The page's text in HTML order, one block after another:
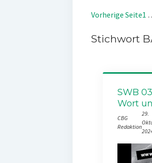
Vorherige Seite1
Stichwort
SWB
Wort
CBG
Redaktion
29.